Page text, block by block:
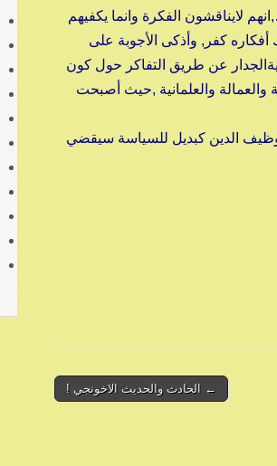
لايناقشون الفكرة وانما يكفيهم
كفر, وأذكى الأجوبة على
عن طريق التفاكر حول كون
والعمالة والعلمانية ,حيث أصبحت
,توظيف الدين كبديل للسياسة سيقضي
← الحادث والحديث الاخونجي !